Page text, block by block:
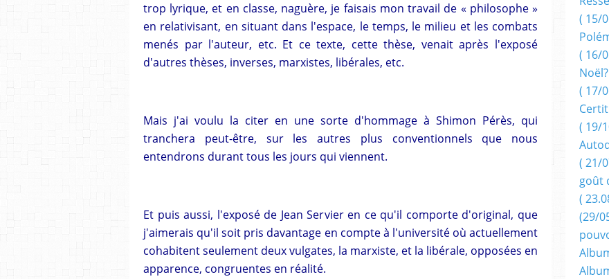
trop lyrique, et en classe, naguère, je faisais mon travail de « philosophe »
en relativisant, en situant dans l'espace, le temps, le milieu et les combats
menés par l'auteur, etc. Et ce texte, cette thèse, venait après l'exposé
d'autres thèses, inverses, marxistes, libérales, etc.
Mais j'ai voulu la citer en une sorte d'hommage à Shimon Pérès, qui
tranchera peut-être, sur les autres plus conventionnels que nous
entendrons durant tous les jours qui viennent.
Et puis aussi, l'exposé de Jean Servier en ce qu'il comporte d'original, que
j'aimerais qu'il soit pris davantage en compte à l'université où actuellement
cohabitent seulement deux vulgates, la marxiste, et la libérale, opposées en
apparence, congruentes en réalité.
( 15/
( 16/
Noël?
( 17/
( 19/
( 21/
goût
(
(29/